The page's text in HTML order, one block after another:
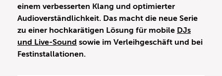
einem verbesserten Klang und optimierter
Audioverständlichkeit. Das macht die neue Serie
zu einer hochkarätigen Lösung für mobile DJs
und Live-Sound sowie im Verleihgeschäft und bei
Festinstallationen.